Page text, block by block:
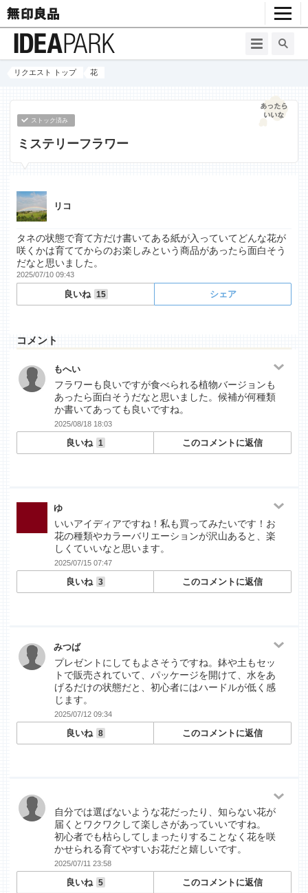
リクエスト トップ 花
ストック済み
ミステリーフラワー
リコ
タネの状態で育て方だけ書いてある紙が入っていてどんな花が
咲くかは育ててからのお楽しみという商品があったら面白そう
だなと思いました。
2025/07/10 09:43
良いね 15 シェア
コメント
もへい
フラワーも良いですが食べられる植物バージョンも
あったら面白そうだなと思いました。候補が何種類
か書いてあっても良いですね。
2025/08/18 18:03
良いね 1 このコメントに返信
ゆ
いいアイディアですね！私も買ってみたいです！お
花の種類やカラーバリエーションが沢山あると、楽
しくていいなと思います。
2025/07/15 07:47
良いね 3 このコメントに返信
みつば
プレゼントにしてもよさそうですね。鉢や土もセッ
トで販売されていて、パッケージを開けて、水をあ
げるだけの状態だと、初心者にはハードルが低く感
じます。
2025/07/12 09:34
良いね 8 このコメントに返信
自分では選ばないような花だったり、知らない花が
届くとワクワクして楽しさがあっていいですね。
初心者でも枯らしてしまったりすることなく花を咲
かせられる育てやすいお花だと嬉しいです。
2025/07/11 23:58
良いね 5 このコメントに返信